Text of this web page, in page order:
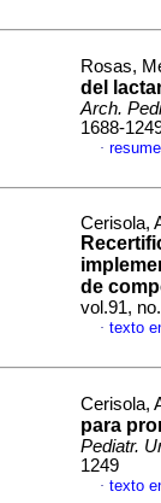
Rosas,
del
Arch.
1688-
·
Cerisola,
de
vol.91,
· texto
Cerisola,
para
Pediatr.
1249
· texto